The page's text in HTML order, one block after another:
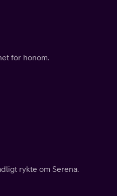
för honom.
rykte om Serena.